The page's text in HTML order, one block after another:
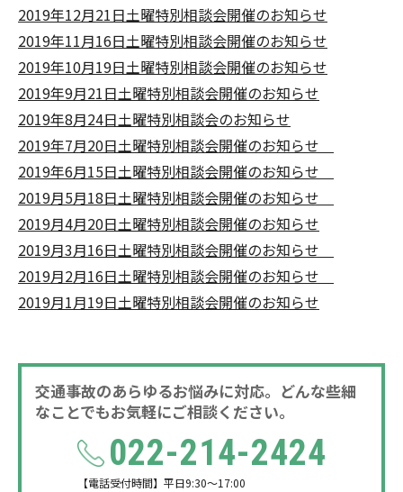
2019年12月21日土曜特別相談会開催のお知らせ
2019年11月16日土曜特別相談会開催のお知らせ
2019年10月19日土曜特別相談会開催のお知らせ
2019年9月21日土曜特別相談会開催のお知らせ
2019年8月24日土曜特別相談会のお知らせ
2019年7月20日土曜特別相談会開催のお知らせ
2019年6月15日土曜特別相談会開催のお知らせ
2019月5月18日土曜特別相談会開催のお知らせ
2019月4月20日土曜特別相談会開催のお知らせ
2019月3月16日土曜特別相談会開催のお知らせ
2019月2月16日土曜特別相談会開催のお知らせ
2019月1月19日土曜特別相談会開催のお知らせ
交通事故のあらゆるお悩みに対応。どんな些細
なことでもお気軽にご相談ください。
022-214-2424
【電話受付時間】平日9:30～17:00